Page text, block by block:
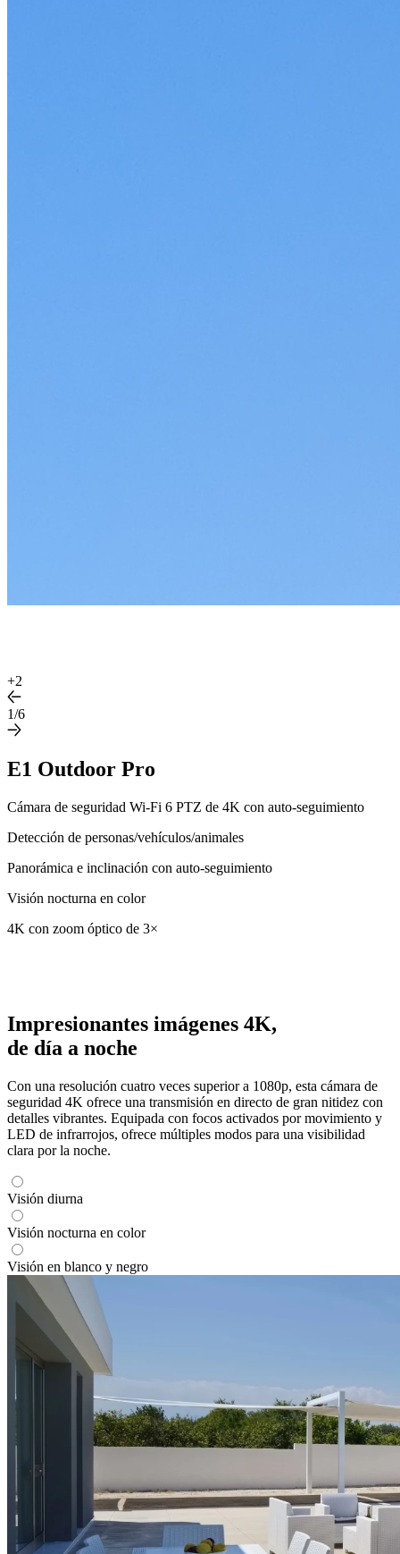
+2
1/6
E1 Outdoor Pro
Cámara de seguridad Wi-Fi 6 PTZ de 4K con auto-seguimiento
Detección de personas/vehículos/animales
Panorámica e inclinación con auto-seguimiento
Visión nocturna en color
4K con zoom óptico de 3×
Impresionantes imágenes 4K,
de día a noche
Con una resolución cuatro veces superior a 1080p, esta cámara de
seguridad 4K ofrece una transmisión en directo de gran nitidez con
detalles vibrantes. Equipada con focos activados por movimiento y
LED de infrarrojos, ofrece múltiples modos para una visibilidad
clara por la noche.
Visión diurna
Visión nocturna en color
Visión en blanco y negro